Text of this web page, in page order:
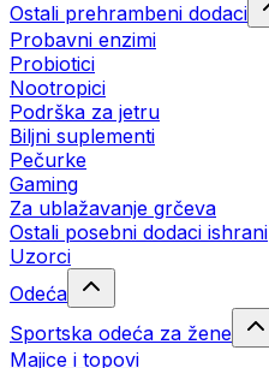
Ostali prehrambeni dodaci
Probavni enzimi
Probiotici
Nootropici
Podrška za jetru
Biljni suplementi
Pečurke
Gaming
Za ublažavanje grčeva
Ostali posebni dodaci ishrani
Uzorci
Odeća
Sportska odeća za žene
Majice i topovi